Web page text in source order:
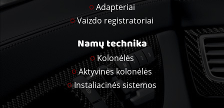
Adapteriai
Vaizdo registratoriai
Namų technika
Kolonėlės
Aktyvinės kolonėlės
Instaliacinės sistemos